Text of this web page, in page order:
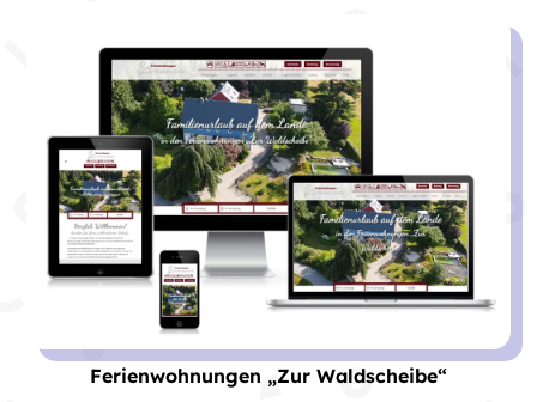
Ferienwohnungen „Zur Waldscheibe“